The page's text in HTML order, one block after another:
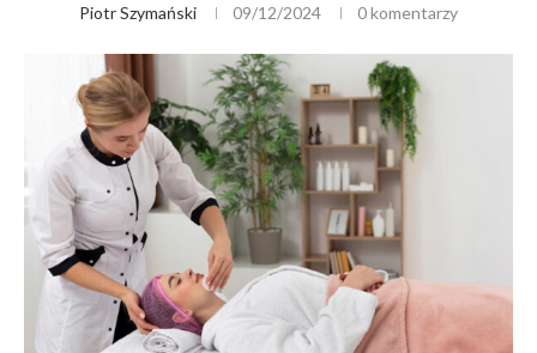
Piotr Szymański 09/12/2024 0 komentarzy